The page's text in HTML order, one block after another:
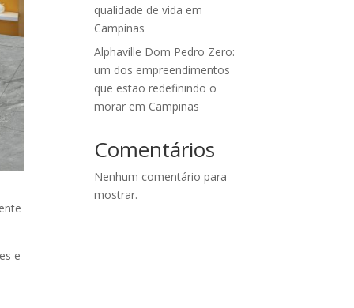
e
qualidade de vida em
Campinas
Alphaville Dom Pedro Zero:
um dos empreendimentos
que estão redefinindo o
morar em Campinas
Comentários
Nenhum comentário para
mostrar.